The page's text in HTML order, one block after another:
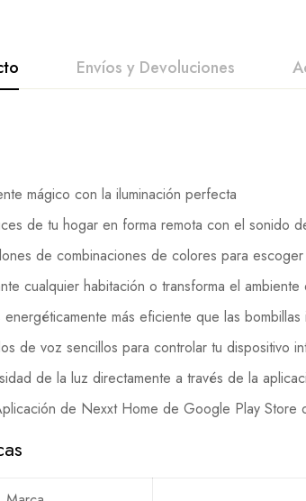
Envíos y Devoluciones
mágico con la iluminación perfecta
de tu hogar en forma remota con el sonido
de combinaciones de colores para escoger
cualquier habitación o transforma el
más eficiente que las
de voz sencillos para controlar tu dispositivo
de la luz directamente a través de la
de Nexxt Home de Google Play